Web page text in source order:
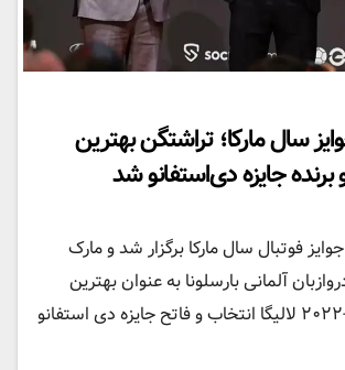
سال مارکا؛ تراشتگن بهترین
برنده جایزه دی‌استفانو شد
فوتبال سال مارکا برگزار شد و مارک
آلمانی بارسلونا به عنوان بهترین
بازیکن فصل ٢٣-٢٠٢٢ لالیگا انتخاب و فاتح جایزه دی استفانو